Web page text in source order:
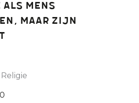
als mens
maar zijn